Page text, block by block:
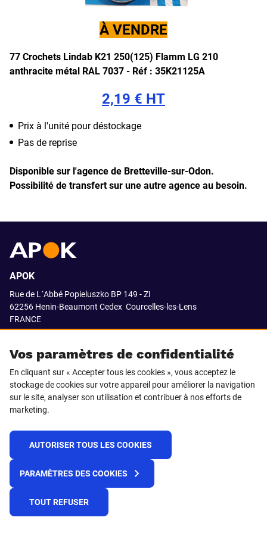
À VENDRE
77 Crochets Lindab K21 250(125) Flamm LG 210
anthracite métal RAL 7037 - Réf : 35K21125A
2,19 € HT
Prix à l'unité pour déstockage
Pas de reprise
Disponible sur l'agence de Bretteville-sur-Odon.
Possibilité de transfert sur une autre agence au besoin.
Vos paramètres de confidentialité
En cliquant sur « Accepter tous les cookies », vous acceptez le
stockage de cookies sur votre appareil pour améliorer la navigation
sur le site, analyser son utilisation et contribuer à nos efforts de
marketing.
AUTORISER TOUS LES COOKIES
PARAMÈTRES DES COOKIES
TOUT REFUSER
APOK
Rue de L´Abbé Popieluszko BP 149 - ZI
62256 Henin-Beaumont Cedex Courcelles-les-Lens
FRANCE
SUIVEZ-NOUS SUR
© 2021 APOK